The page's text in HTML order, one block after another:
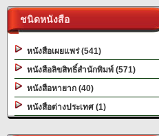
ชนิดหนังสือ
หนังสือเผยแพร่ (541)
หนังสือลิขสิทธิ์สำนักพิมพ์ (571)
หนังสือหายาก (40)
หนังสือต่างประเทศ (1)